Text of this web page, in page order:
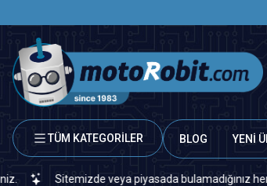
TÜM KATEGORİLER BLOG YENİ
Sitemizde veya piyasada bulamadığınız her